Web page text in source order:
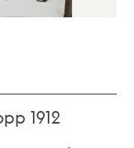
1912